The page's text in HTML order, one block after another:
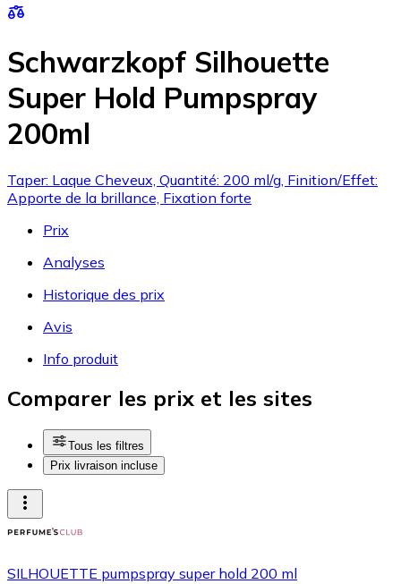
Schwarzkopf Silhouette
Super Hold Pumpspray
200ml
Taper: Laque Cheveux, Quantité: 200 ml/g, Finition/Effet:
Apporte de la brillance, Fixation forte
Prix
Analyses
Historique des prix
Avis
Info produit
Comparer les prix et les sites
Tous les filtres
Prix livraison incluse
SILHOUETTE pumpspray super hold 200 ml